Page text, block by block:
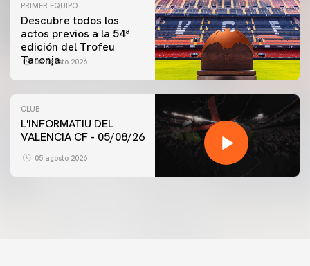
PRIMER EQUIPO
Descubre todos los
actos previos a la 54ª
edición del Trofeu
Taronja
06 agosto 2026
CLUB
L'INFORMATIU DEL
VALENCIA CF - 05/08/26
05 agosto 2026